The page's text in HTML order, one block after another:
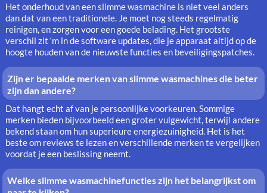
Het onderhoud van een slimme wasmachine is niet veel anders
dan dat van een traditionele. Je moet nog steeds regelmatig
reinigen, en zorgen voor een goede belading. Het grootste
verschil zit ‘m in de software updates, die je apparaat altijd op de
hoogte houden van de nieuwste functies en beveiligingspatches.
Zijn er bepaalde merken van slimme wasmachines die beter
zijn dan andere?
Dat hangt echt af van je persoonlijke voorkeuren. Sommige
merken bieden bijvoorbeeld een groter vulgewicht, terwijl andere
bekend staan om hun superieure energiezuinigheid. Het is het
beste om reviews te lezen en verschillende merken te vergelijken
voordat je een beslissing neemt.
Welke slimme wasmachinefuncties zijn het belangrijkst om